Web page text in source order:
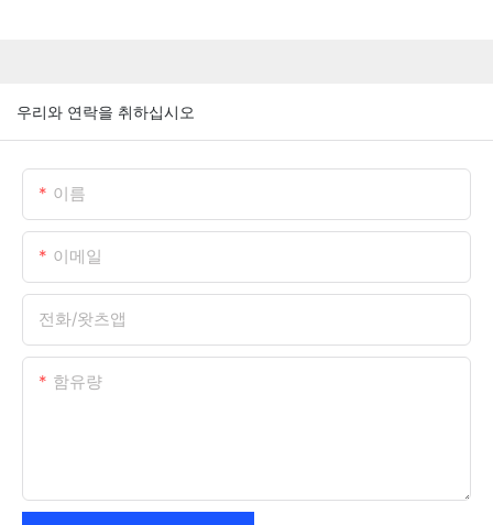
우리와 연락을 취하십시오
이름
이메일
전화/왓츠앱
함유량